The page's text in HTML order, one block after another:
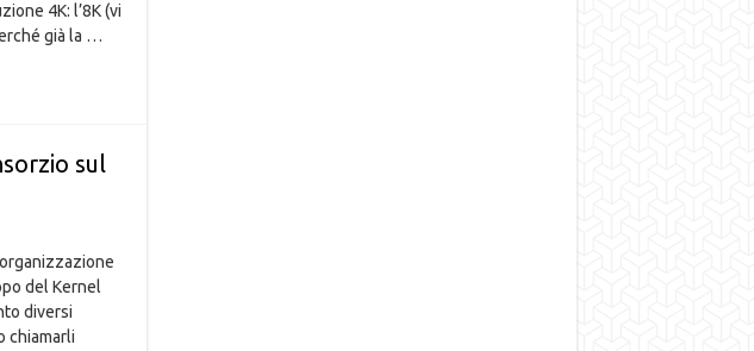
4K: l’8K (vi
già la …
sul
del Kernel
diversi
chiamarli